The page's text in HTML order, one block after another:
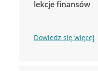
lekcje finansów
Dowiedz się więcej